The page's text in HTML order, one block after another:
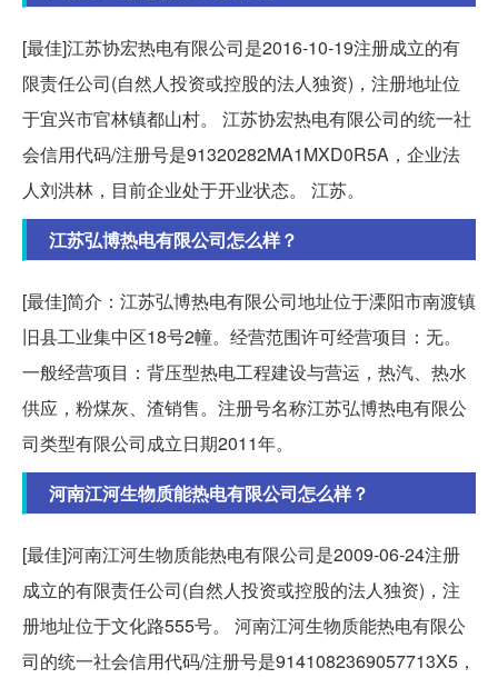
[最佳]江苏协宏热电有限公司是2016-10-19注册成立的有
限责任公司(自然人投资或控股的法人独资)，注册地址位
于宜兴市官林镇都山村。 江苏协宏热电有限公司的统一社
会信用代码/注册号是91320282MA1MXD0R5A，企业法
人刘洪林，目前企业处于开业状态。 江苏。
江苏弘博热电有限公司怎么样？
[最佳]简介：江苏弘博热电有限公司地址位于溧阳市南渡镇
旧县工业集中区18号2幢。经营范围许可经营项目：无。
一般经营项目：背压型热电工程建设与营运，热汽、热水
供应，粉煤灰、渣销售。注册号名称江苏弘博热电有限公
司类型有限公司成立日期2011年。
河南江河生物质能热电有限公司怎么样？
[最佳]河南江河生物质能热电有限公司是2009-06-24注册
成立的有限责任公司(自然人投资或控股的法人独资)，注
册地址位于文化路555号。 河南江河生物质能热电有限公
司的统一社会信用代码/注册号是9141082369057713X5，